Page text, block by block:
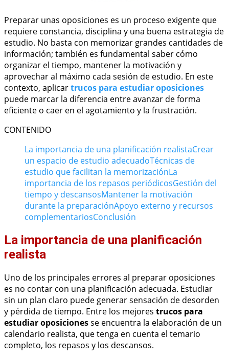
Preparar unas oposiciones es un proceso exigente que
requiere constancia, disciplina y una buena estrategia de
estudio. No basta con memorizar grandes cantidades de
información; también es fundamental saber cómo
organizar el tiempo, mantener la motivación y
aprovechar al máximo cada sesión de estudio. En este
contexto, aplicartrucos para estudiar oposiciones
puede marcar la diferencia entre avanzar de forma
eficiente o caer en el agotamiento y la frustración.
CONTENIDO
La importancia de una planificación realistaCrear
un espacio de estudio adecuadoTécnicas de
estudio que facilitan la memorizaciónLa
importancia de los repasos periódicosGestión del
tiempo y descansosMantener la motivación
durante la preparaciónApoyo externo y recursos
complementariosConclusión
La importancia de una planificación
realista
Uno de los principales errores al preparar oposiciones
es no contar con una planificación adecuada. Estudiar
sin un plan claro puede generar sensación de desorden
y pérdida de tiempo. Entre los mejores trucos para
estudiar oposicionesse encuentra la elaboración de un
calendario realista, que tenga en cuenta el temario
completo, los repasos y los descansos.